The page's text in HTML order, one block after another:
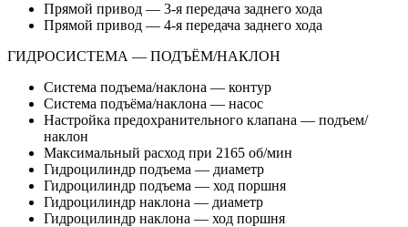
Прямой привод — 3-я передача заднего хода
Прямой привод — 4-я передача заднего хода
ГИДРОСИСТЕМА — ПОДЪЁМ/НАКЛОН
Система подъема/наклона — контур
Система подъёма/наклона — насос
Настройка предохранительного клапана — подъем/
наклон
Максимальный расход при 2165 об/мин
Гидроцилиндр подъема — диаметр
Гидроцилиндр подъема — ход поршня
Гидроцилиндр наклона — диаметр
Гидроцилиндр наклона — ход поршня